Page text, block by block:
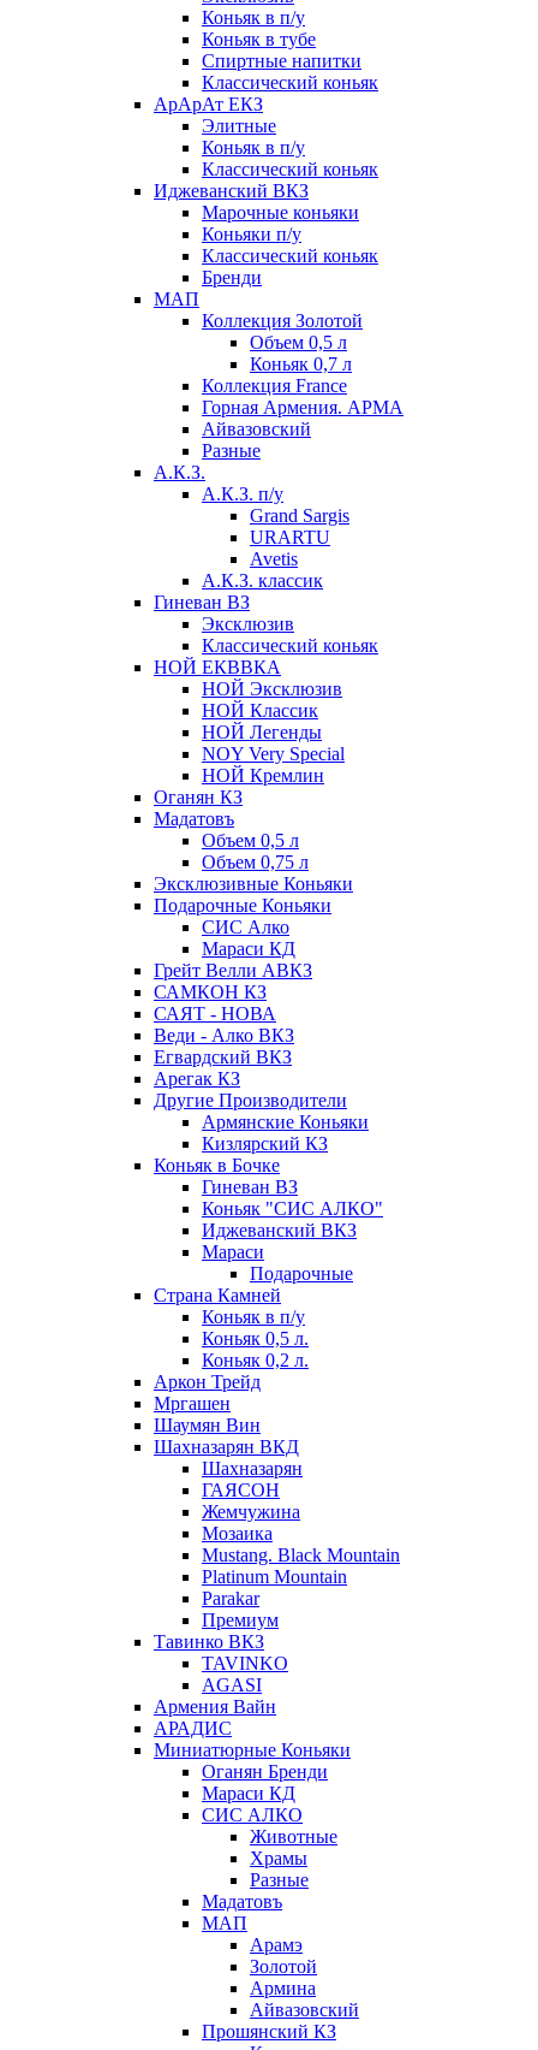
Коньяк в п/у
Коньяк в тубе
Спиртные напитки
Классический коньяк
АрАрАт ЕКЗ
Элитные
Коньяк в п/у
Классический коньяк
Иджеванский ВКЗ
Марочные коньяки
Коньяки п/у
Классический коньяк
Бренди
МАП
Коллекция Золотой
Объем 0,5 л
Коньяк 0,7 л
Коллекция France
Горная Армения. АРМА
Айвазовский
Разные
А.К.З.
А.К.З. п/у
Grand Sargis
URARTU
Avetis
А.К.З. классик
Гиневан ВЗ
Эксклюзив
Классический коньяк
НОЙ ЕКВВКА
НОЙ Эксклюзив
НОЙ Классик
НОЙ Легенды
NOY Very Speсial
НОЙ Кремлин
Оганян КЗ
Мадатовъ
Объем 0,5 л
Объем 0,75 л
Эксклюзивные Коньяки
Подарочные Коньяки
СИС Алко
Мараси КД
Грейт Велли АВКЗ
САМКОН КЗ
САЯТ - НОВА
Веди - Алко ВКЗ
Егвардский ВКЗ
Арегак КЗ
Другие Производители
Армянские Коньяки
Кизлярский КЗ
Коньяк в Бочке
Гиневан ВЗ
Коньяк "СИС АЛКО"
Иджеванский ВКЗ
Мараси
Подарочные
Страна Камней
Коньяк в п/у
Коньяк 0,5 л.
Коньяк 0,2 л.
Аркон Трейд
Мргашен
Шаумян Вин
Шахназарян ВКД
Шахназарян
ГАЯСОН
Жемчужина
Мозаика
Mustang. Black Mountain
Platinum Mountain
Parakar
Премиум
Тавинко ВКЗ
TAVINKO
AGASI
Армения Вайн
АРАДИС
Миниатюрные Коньяки
Оганян Бренди
Мараси КД
СИС АЛКО
Животные
Храмы
Разные
Мадатовъ
МАП
Арамэ
Золотой
Армина
Айвазовский
Прошянский КЗ